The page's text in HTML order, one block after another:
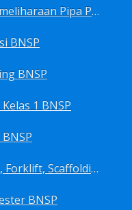
Sertifikasi Operasi Dan Pemeliharaan Pipa Penyalur BNSP
BNSP
BNSP
1 BNSP
Sertifikasi Operator Crane, Forklift, Scaffolding/Scaffolder, Boiler, Rigger BNSP
BNSP